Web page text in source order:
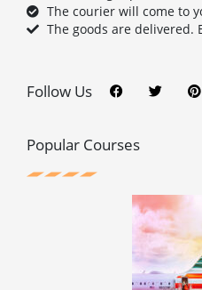
The courier will come to
The goods are delivered.
Follow Us c
e
o
k
i
t
n
t
Popular Courses